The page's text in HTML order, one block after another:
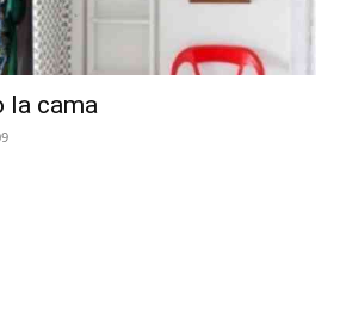
la cama